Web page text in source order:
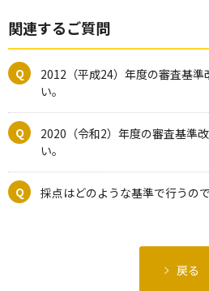
関連するご質問
2012（平成24）年度の審査基準
い。
2020（令和2）年度の審査基準
い。
採点はどのような基準で行うの
戻る